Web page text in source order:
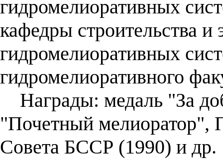
гидромелиоративных
кафедры строительства и
гидромелиоративных
гидромелиоративного
Награды: медаль "За
"Почетный мелиоратор",
Совета БССР (1990) и др.